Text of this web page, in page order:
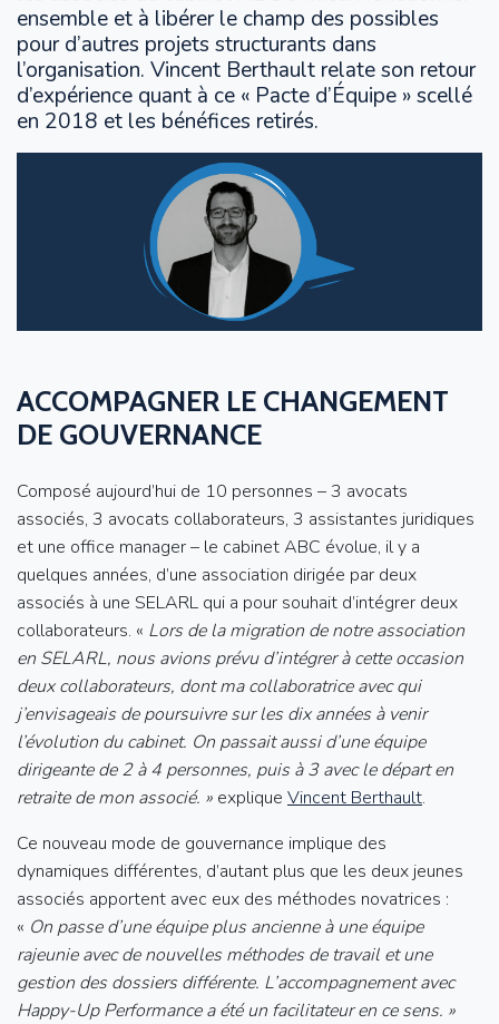
ensemble et à libérer le champ des possibles
pour d’autres projets structurants dans
l’organisation. Vincent Berthault relate son retour
d’expérience quant à ce « Pacte d’Équipe » scellé
en 2018 et les bénéfices retirés.
ACCOMPAGNER LE CHANGEMENT
DE GOUVERNANCE
Composé aujourd’hui de 10 personnes – 3 avocats
associés, 3 avocats collaborateurs, 3 assistantes juridiques
et une office manager – le cabinet ABC évolue, il y a
quelques années, d’une association dirigée par deux
associés à une SELARL qui a pour souhait d’intégrer deux
collaborateurs. « Lors de la migration de notre association
en SELARL, nous avions prévu d’intégrer à cette occasion
deux collaborateurs, dont ma collaboratrice avec qui
j’envisageais de poursuivre sur les dix années à venir
l’évolution du cabinet. On passait aussi d’une équipe
dirigeante de 2 à 4 personnes, puis à 3 avec le départ en
retraite de mon associé. » explique Vincent Berthault.
Ce nouveau mode de gouvernance implique des
dynamiques différentes, d’autant plus que les deux jeunes
associés apportent avec eux des méthodes novatrices :
« On passe d’une équipe plus ancienne à une équipe
rajeunie avec de nouvelles méthodes de travail et une
gestion des dossiers différente. L’accompagnement avec
Happy-Up Performance a été un facilitateur en ce sens. »